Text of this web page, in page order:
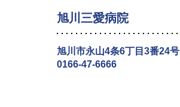
旭川三愛病院
旭川市永山4条6丁目3番24号
0166-47-6666